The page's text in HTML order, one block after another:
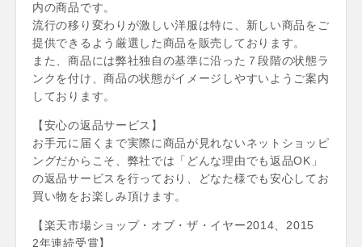
内の商品です。
流行の移り変わりが激しい洋服は特に、新しい商品をご
提供できるよう厳選した商品を販売しております。
また、商品には弊社独自の基準に沿った７段階の状態ラ
ンクを付け、商品の状態がイメージしやすいようご案内
しております。
【安心の返品サービス】
お手元に届くまで実際に商品が見れないネットショッピ
ングだからこそ、弊社では「どんな理由でも返品OK」
の返品サービスを行っており、どなた様でも安心してお
買い物をお楽しみ頂けます。
【楽天市場ショップ・オブ・ザ・イヤー2014、2015
2年連続受賞】